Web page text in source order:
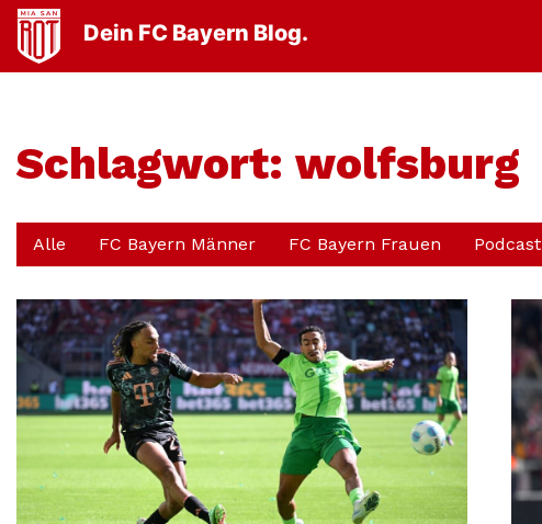
Dein FC Bayern Blog.
Schlagwort: wolfsburg
Alle FC Bayern Männer FC Bayern Frauen Podcast